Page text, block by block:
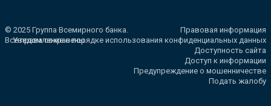
© 2025 Группа Всемирного банка.
Все права сохранены.
Правовая информация
Уведомление о порядке использования конфиденциальных данных
Доступность сайта
Доступ к информации
Предупреждение о мошенничестве
Подать жалобу